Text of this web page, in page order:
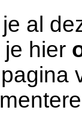
al
je hier